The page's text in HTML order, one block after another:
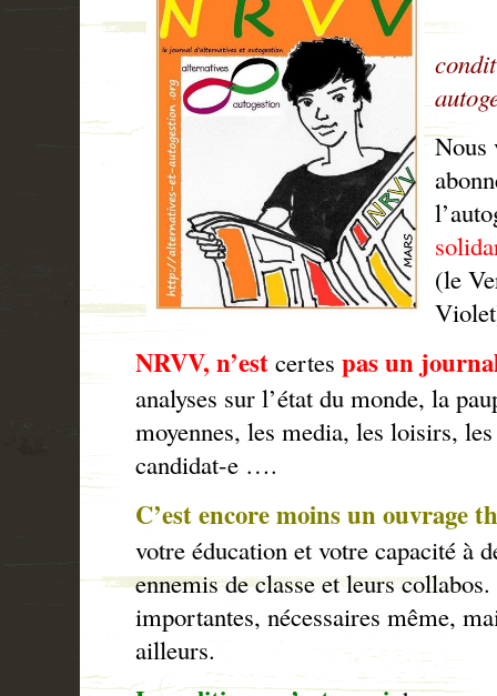
Nous
(le
NRVV, n’est certes pas un
analyses sur l’état du monde, la
moyennes, les media, les loisirs,
candidat-e ….
C’est encore moins un ouvrage
votre éducation et votre capacité à
ennemis de classe et leurs collabos.
importantes, nécessaires même,
ailleurs.